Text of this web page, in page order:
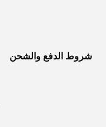
شروط الدفع والشحن